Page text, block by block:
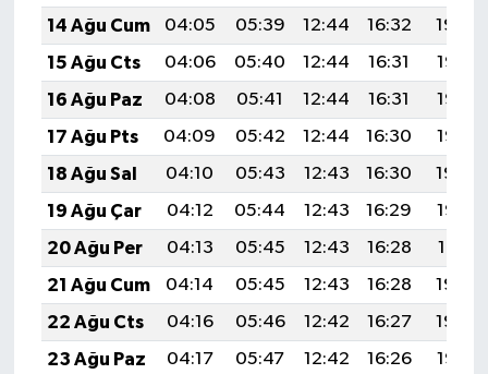
14 Ağu Cum
04:05 05:39 12:44 16:32
19:39
15 Ağu Cts
04:06 05:40 12:44 16:31
19:38
16 Ağu Paz
04:08 05:41 12:44 16:31
19:37
17 Ağu Pts
04:09 05:42 12:44 16:30
19:35
18 Ağu Sal
04:10 05:43 12:43 16:30
19:34
19 Ağu Çar
04:12 05:44 12:43 16:29
19:33
20 Ağu Per
04:13 05:45 12:43 16:28
19:31
21 Ağu Cum
04:14 05:45 12:43 16:28
19:30
22 Ağu Cts
04:16 05:46 12:42 16:27
19:29
23 Ağu Paz
04:17 05:47 12:42 16:26
19:27